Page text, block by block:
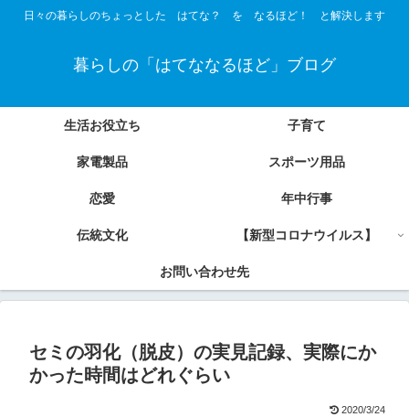
日々の暮らしのちょっとした はてな？ を なるほど！ と解決します
暮らしの「はてななるほど」ブログ
生活お役立ち 子育て
家電製品 スポーツ用品
恋愛 年中行事
伝統文化 【新型コロナウイルス】
お問い合わせ先
セミの羽化（脱皮）の実見記録、実際にか
かった時間はどれぐらい
2020/3/24